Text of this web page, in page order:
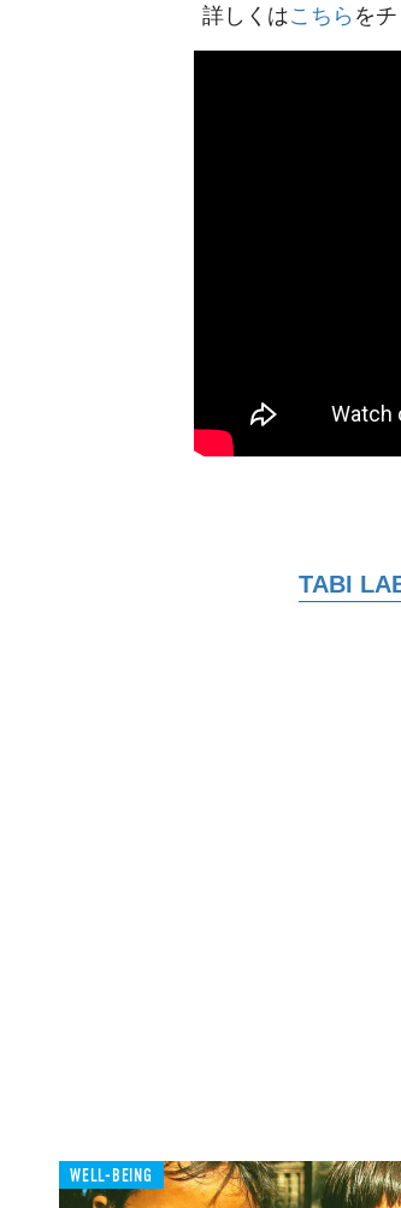
詳しくはこちら をチ
TABI
WELL-BEING